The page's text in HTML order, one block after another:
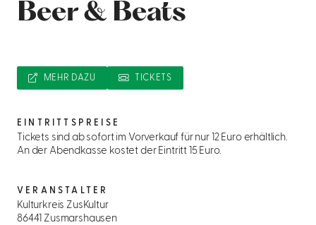
Beer & Beats
MEHR DAZU TICKETS
EINTRITTSPREISE
Tickets sind ab sofort im Vorverkauf für nur 12 Euro erhältlich.
An der Abendkasse kostet der Eintritt 15 Euro.
VERANSTALTER
Kulturkreis ZusKultur
86441 Zusmarshausen